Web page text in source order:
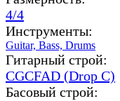
4/4
Инструменты:
Guitar, Bass, Drums
Гитарный строй:
CGCFAD (Drop C)
Басовый строй: